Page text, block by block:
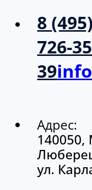
8
726-
39
Адрес:
140050,
ул.